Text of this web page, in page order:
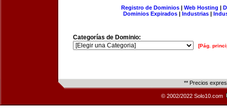
Registro de Dominios| Web Hosting |
Dominios Expirados | Industrias |
Categorías de Dominio:
[Pág.
** Precios
© 2002/2022 Solo10.com